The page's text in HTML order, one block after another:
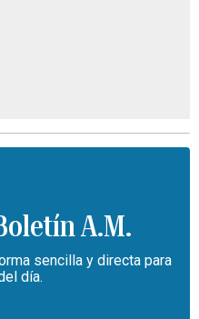
A.M.
sencilla y directa para
día.